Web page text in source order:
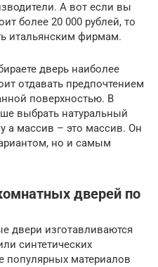
А вот если вы
более 20 000 рублей, то
итальянским фирмам.
дверь наиболее
отдавать предпочтением
поверхностью. В
выбрать натуральный
а массив – это массив. Он
но и самым
дверей по
двери изготавливаются
синтетических
популярных материалов